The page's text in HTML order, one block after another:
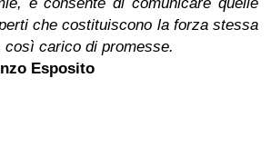
che costituiscono la forza stessa
così carico di promesse.
Esposito